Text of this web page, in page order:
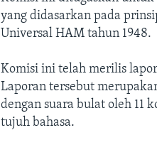
yang didasarkan pada
Universal HAM tahun 1948.
Komisi ini telah merilis
Laporan tersebut
dengan suara bulat oleh 11
tujuh bahasa.